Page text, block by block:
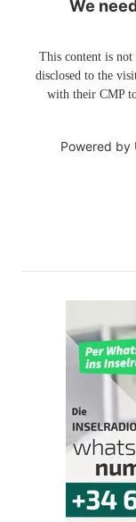
We
This content is not
disclosed to the
with their CMP
Powered by